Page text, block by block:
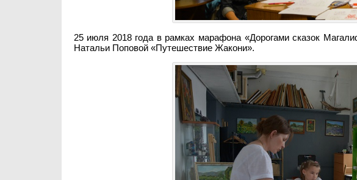
25 июля 2018 года в рамках марафона «Дорогами сказок
Натальи Поповой «Путешествие Жакони».